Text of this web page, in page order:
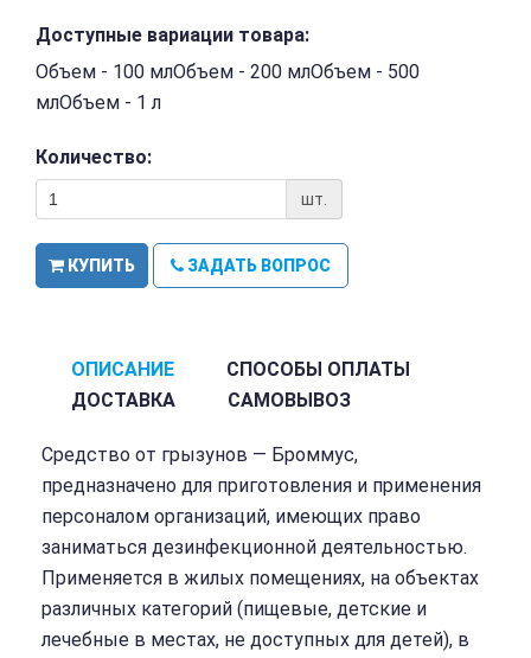
Доступные вариации товара:
Объем - 100 млОбъем - 200 млОбъем - 500
млОбъем - 1 л
Количество:
шт.
КУПИТЬ ЗАДАТЬ ВОПРОС
ОПИСАНИЕ
СПОСОБЫ ОПЛАТЫ
ДОСТАВКА
САМОВЫВОЗ
Средство от грызунов — Броммус,
предназначено для приготовления и применения
персоналом организаций, имеющих право
заниматься дезинфекционной деятельностью.
Применяется в жилых помещениях, на объектах
различных категорий (пищевые, детские и
лечебные в местах, не доступных для детей), в